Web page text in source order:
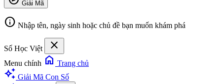
Giải Mã
info Nhập tên, ngày sinh hoặc chủ đề bạn muốn khám phá
Số Học Việt close
Menu chính home Trang chủ
auto_awesome Giải Mã Con Số